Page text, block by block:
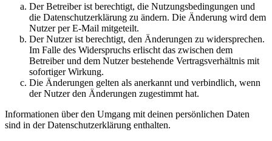
Der Betreiber ist berechtigt, die Nutzungsbedingungen und
die Datenschutzerklärung zu ändern. Die Änderung wird dem
Nutzer per E-Mail mitgeteilt.
Der Nutzer ist berechtigt, den Änderungen zu widersprechen.
Im Falle des Widerspruchs erlischt das zwischen dem
Betreiber und dem Nutzer bestehende Vertragsverhältnis mit
sofortiger Wirkung.
Die Änderungen gelten als anerkannt und verbindlich, wenn
der Nutzer den Änderungen zugestimmt hat.
Informationen über den Umgang mit deinen persönlichen Daten
sind in der Datenschutzerklärung enthalten.